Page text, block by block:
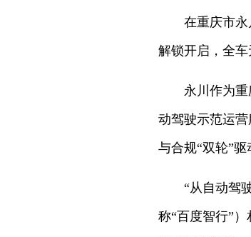
在重庆市
解锁开启，全
永川作为
动驾驶示范运
与合规“双轮”驱
“从自动驾
称“百度智行”